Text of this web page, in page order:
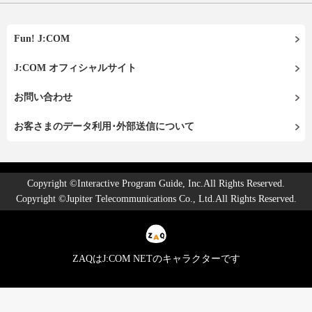
Fun! J:COM
J:COM オフィシャルサイト
お問い合わせ
お客さまのデータ利用･外部送信について
Copyright ©Interactive Program Guide, Inc.All Rights Reserved.
Copyright ©Jupiter Telecommunications Co., Ltd.All Rights Reserved.
ZAQはJ:COM NETのキャラクターです